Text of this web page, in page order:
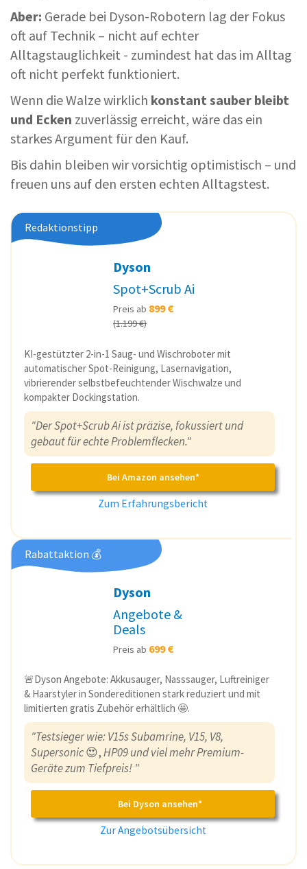
Aber: Gerade bei Dyson-Robotern lag der Fokus
oft auf Technik – nicht auf echter
Alltagstauglichkeit - zumindest hat das im Alltag
oft nicht perfekt funktioniert.
Wenn die Walze wirklich konstant sauber bleibt
und Ecken zuverlässig erreicht, wäre das ein
starkes Argument für den Kauf.
Bis dahin bleiben wir vorsichtig optimistisch – und
freuen uns auf den ersten echten Alltagstest.
Redaktionstipp
Dyson
Spot+Scrub Ai
Preis ab 899 €
(1.199 €)
KI-gestützter 2-in-1 Saug- und Wischroboter mit
automatischer Spot-Reinigung, Lasernavigation,
vibrierender selbstbefeuchtender Wischwalze und
kompakter Dockingstation.
"Der Spot+Scrub Ai ist präzise, fokussiert und
gebaut für echte Problemflecken."
Bei Amazon ansehen*
Zum Erfahrungsbericht
Rabattaktion 💰
Dyson
Angebote &
Deals
Preis ab 699 €
🚨Dyson Angebote: Akkusauger, Nasssauger, Luftreiniger
& Haarstyler in Sondereditionen stark reduziert und mit
limitierten gratis Zubehör erhältlich 🤩.
"Testsieger wie: V15s Subamrine, V15, V8,
Supersonic😍,HP09 und viel mehr Premium-
Geräte zum Tiefpreis! "
Bei Dyson ansehen*
Zur Angebotsübersicht